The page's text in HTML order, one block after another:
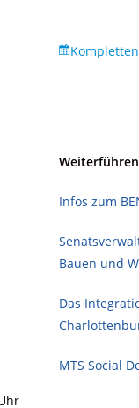
Infos zum
Bauen und
Das
MTS Social